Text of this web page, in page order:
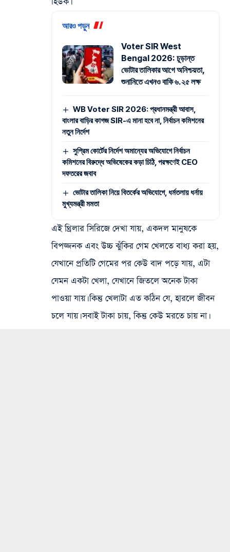
আরও পড়ুন
Voter SIR West
Bengal 2026: চূড়ান্ত
ভোটার তালিকার আগে অনিশ্চয়তা,
শুনানিতে এখনও বাকি ৬.২৫ লক্ষ
WB Voter SIR 2026: প্রধানমন্ত্রী আবাস,
বাংলার বাড়ির কাগজ SIR-এ মানা হবে না, নির্বাচন কমিশনের
নতুন নির্দেশ
সুপ্রিম কোর্টের নির্দেশ অমান্যের অভিযোগে নির্বাচন
কমিশনের বিরুদ্ধে অভিষেকের কড়া চিঠি, পরক্ষণেই CEO
দফতরের জবাব
ভোটার তালিকা নিয়ে বিতর্কের অভিযোগে, ধর্মতলায় ধর্নায়
মুখ্যমন্ত্রী মমতা
এই থ্রিলার সিরিজে দেখা যায়, একদল মানুষকে
বিপজ্জনক এবং উচ্চ ঝুঁকির গেম খেলতে বাধ্য করা হয়,
যেখানে প্রতিটি গেমের পর কেউ বাদ পড়ে যায়, এটা
যেমন একটা খেলা, যেখানে জিতলে অনেক টাকা
পাওয়া যায়। কিন্তু খেলাটা এত কঠিন যে, হারলে জীবন
চলে যায়। সবাই টাকা চায়, কিন্তু কেউ মরতে চায় না।